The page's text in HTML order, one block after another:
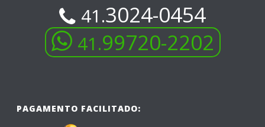
41.3024-0454
41.99720-2202
PAGAMENTO FACILITADO: